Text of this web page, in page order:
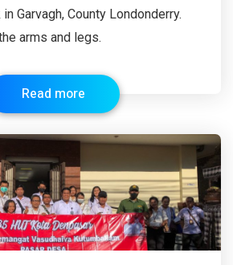
Garvagh, County Londonderry.
arms and legs.
Read more